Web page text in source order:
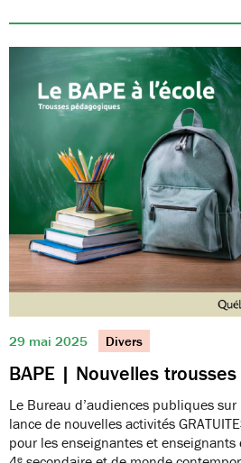
29 mai 2025 Divers
BAPE | Nouvelles
Le Bureau d’audiences publiques sur
lance de nouvelles activités
pour les enseignantes et enseignants